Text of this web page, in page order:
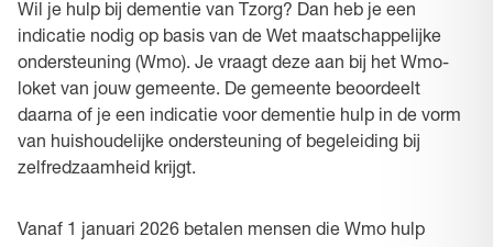
Wil je hulp bij dementie van Tzorg? Dan heb je een
indicatie nodig op basis van de Wet maatschappelijke
ondersteuning (Wmo). Je vraagt deze aan bij het Wmo-
loket van jouw gemeente. De gemeente beoordeelt
daarna of je een indicatie voor dementie hulp in de vorm
van huishoudelijke ondersteuning of begeleiding bij
zelfredzaamheid krijgt.
Vanaf 1 januari 2026 betalen mensen die Wmo hulp